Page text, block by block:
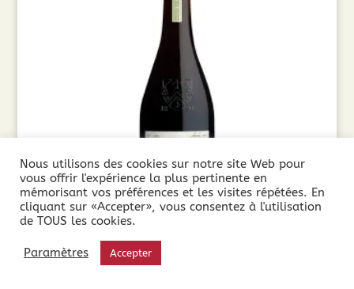
Cuvée Secrète Cabernet-Merlot 2025 Sans
Sulfites (75cl)
Nous utilisons des cookies sur notre site Web pour
vous offrir l'expérience la plus pertinente en
mémorisant vos préférences et les visites répétées. En
cliquant sur «Accepter», vous consentez à l'utilisation
de TOUS les cookies.
Paramètres Accepter